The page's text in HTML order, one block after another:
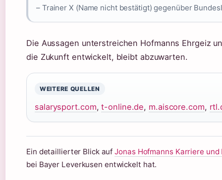
– Trainer X (Name nicht bestätigt) gegenüber
Die Aussagen unterstreichen Hofmanns Ehrgeiz
die Zukunft entwickelt, bleibt abzuwarten.
WEITERE QUELLEN
salarysport.com,t-online.de, m.aiscore.com,
Ein detaillierter Blick aufJonas Hofmanns Karriere und
bei Bayer Leverkusen entwickelt hat.